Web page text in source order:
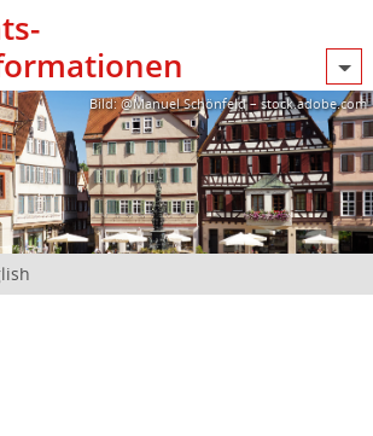
Bild: @Manuel Schönfeld – stock.adobe.com